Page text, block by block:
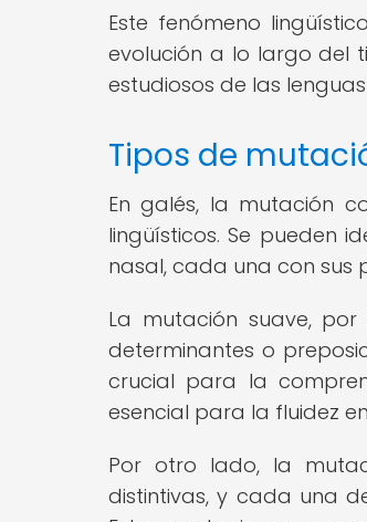
Este fenómeno
evolución a lo largo del
estudiosos de las
Tipos de
En galés, la mutación
lingüísticos. Se pueden
nasal, cada una con sus
La mutación suave,
determinantes o
crucial para la
esencial para la fluidez
Por otro lado, la
distintivas, y cada una